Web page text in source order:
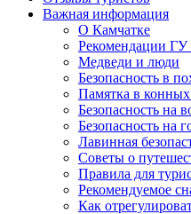
Важная информация
О Камчатке
Рекомендации
Медведи и люди
Безопасность в
Памятка в
Безопасность на
Безопасность на
Лавинная
Советы о
Правила для
Рекомендуемое
Как